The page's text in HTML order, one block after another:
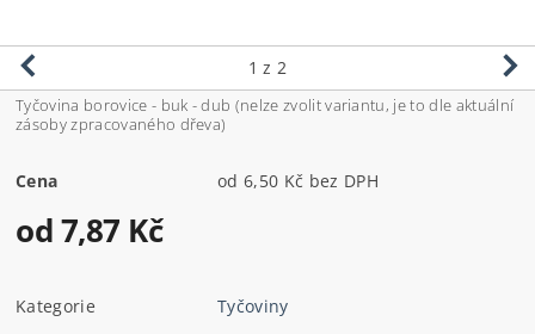
1 z 2
Tyčovina borovice - buk - dub (nelze zvolit variantu, je to dle aktuální
zásoby zpracovaného dřeva)
Cena od 6,50 Kč bez DPH
od 7,87 Kč
Kategorie
Tyčoviny